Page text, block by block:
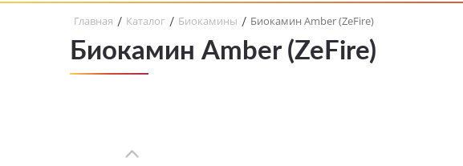
Главная / Каталог / Биокамины / Биокамин Amber (ZeFire)
Биокамин Amber (ZeFire)